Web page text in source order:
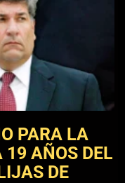
PARA LA
19 AÑOS DEL
DE